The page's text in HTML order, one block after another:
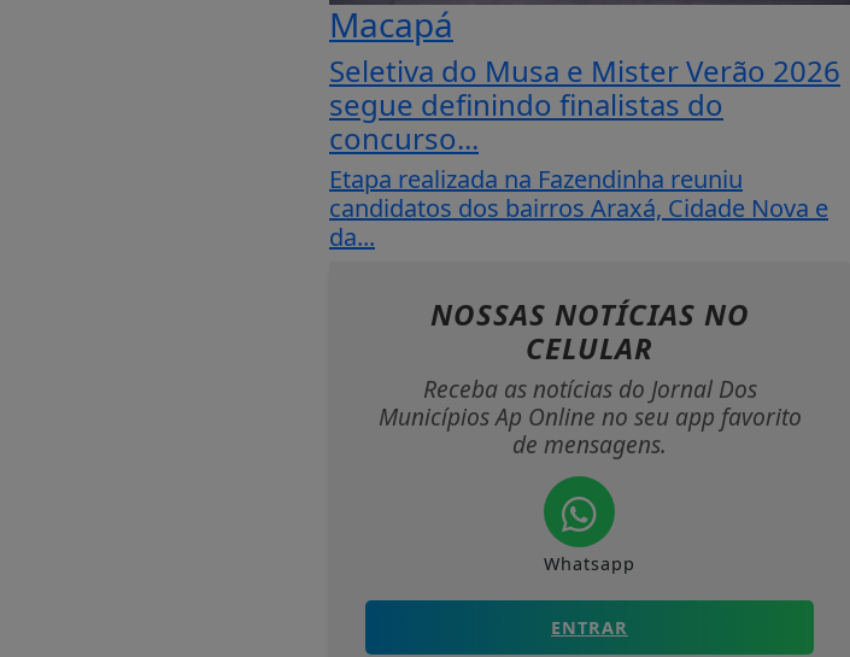
Macapá
Seletiva do Musa e Mister Verão 2026
segue definindo finalistas do
concurso...
Etapa realizada na Fazendinha reuniu
candidatos dos bairros Araxá, Cidade Nova e
da...
NOSSAS NOTÍCIAS NO
CELULAR
Receba as notícias do Jornal Dos
Municípios Ap Online no seu app favorito
de mensagens.
Whatsapp
ENTRAR